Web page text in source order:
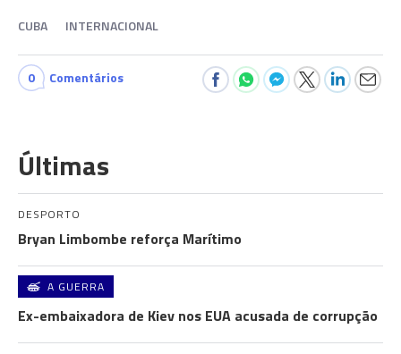
CUBA INTERNACIONAL
0 Comentários
Últimas
DESPORTO
Bryan Limbombe reforça Marítimo
A GUERRA
Ex-embaixadora de Kiev nos EUA acusada de corrupção